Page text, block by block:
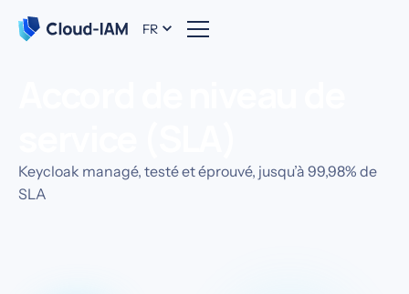
FR
Keycloak managé, testé et éprouvé, jusqu’à 99,98% de
SLA